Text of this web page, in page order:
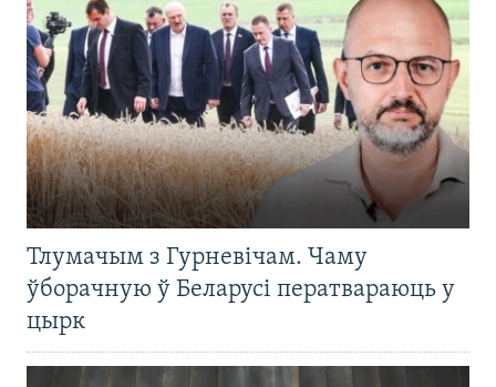
Тлумачым з Гурневічам. Чаму
ўборачную ў Беларусі ператвараюць у
цырк